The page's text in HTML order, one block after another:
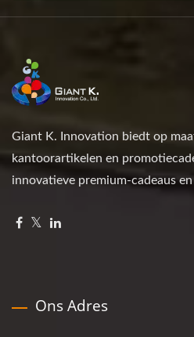
Giant K. Innovation biedt op
kantoorartikelen en
innovatieve premium-cadeaus
Ons Adres